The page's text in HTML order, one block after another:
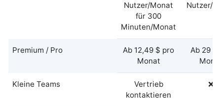
Nutzer/Monat
für 300
Minuten/Monat
Nutzer/
Premium / Pro
Ab 12,49 $ pro
Monat
Ab 29 $
Kleine Teams
Vertrieb
kontaktieren
❌